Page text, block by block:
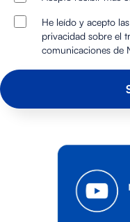
He leído y acepto
privacidad sobre el
comunicaciones de